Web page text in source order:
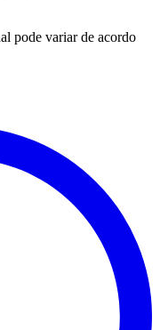
pode variar de acordo